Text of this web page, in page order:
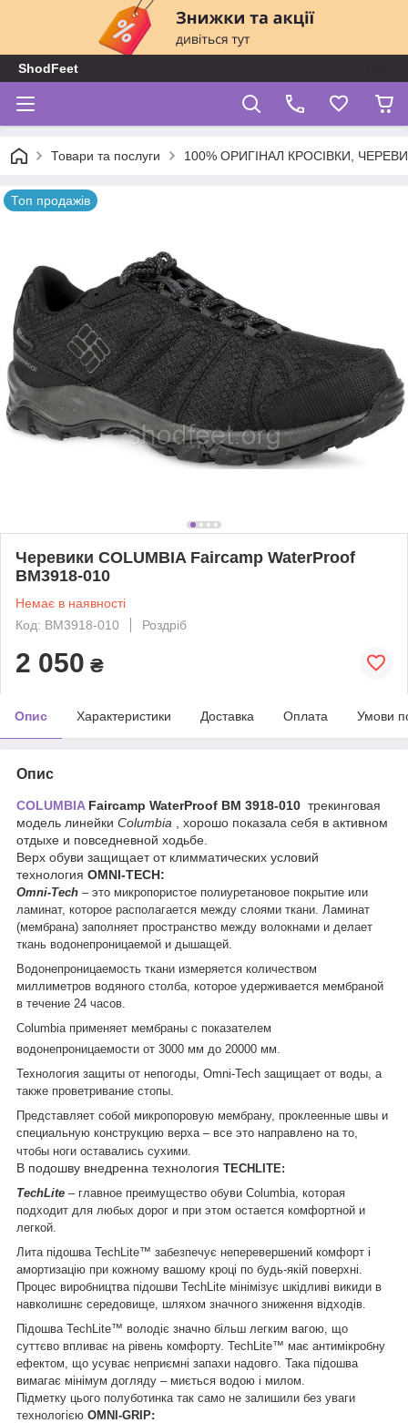
ShodFeet
Товари та послуги 100% ОРИГІНАЛ КРОСІВКИ,
Топ продажів
Черевики COLUMBIA Faircamp WaterProof
BM3918-010
Немає в наявності
Код: BM3918-010
Роздріб
2 050 ₴
Опис Характеристики Доставка Оплата Умови
Опис
COLUMBIAFaircamp WaterProof BM 3918-010 трекинговая
модель линейки Columbia
, хорошо показала себя в активном
отдыхе и повседневной ходьбе.
Верх обуви защищает от климматических условий
технология OMNI-TECH:
Omni-Tech – это микропористое полиуретановое покрытие или
ламинат, которое располагается между слоями ткани. Ламинат
(мембрана) заполняет пространство между волокнами и делает
ткань водонепроницаемой и дышащей.
Водонепроницаемость ткани измеряется количеством
миллиметров водяного столба, которое удерживается мембраной
в течение 24 часов.
Columbia применяет мембраны с показателем
водонепроницаемости от 3000 мм до 20000 мм.
Технология защиты от непогоды, Omni-Tech защищает от воды, а
также проветривание стопы.
Представляет собой микропоровую мембрану, проклеенные швы и
специальную конструкцию верха – все это направлено на то,
чтобы ноги оставались сухими.
В подошву внедренна технология TECHLITE:
TechLite – главное преимущество обуви Columbia , которая
подходит для любых дорог и при этом остается комфортной и
легкой.
Лита підошва TechLite™ забезпечує неперевершений комфорт і
амортизацію при кожному вашому кроці по будь-якій поверхні.
Процес виробництва підошви TechLite мінімізує шкідливі викиди в
навколишнє середовище, шляхом значного зниження відходів.
Підошва TechLite™ володіє значно більш легким вагою, що
суттєво впливає на рівень комфорту. TechLite™ має антимікробну
ефектом, що усуває неприємні запахи надовго. Така підошва
вимагає мінімум догляду – миється водою і милом.
Підметку цього полуботинка так само не залишили без уваги
технологією OMNI-GRIP: